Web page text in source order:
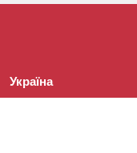
Україна